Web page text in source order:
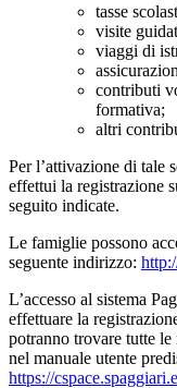
tasse
visite
viaggi di
contributi
formativa;
altri
Per l’attivazione di tale
effettui la registrazione
seguito indicate.
Le famiglie possono
seguente indirizzo:
L’accesso al sistema
effettuare la
potranno trovare tutte le
nel manuale utente
https://